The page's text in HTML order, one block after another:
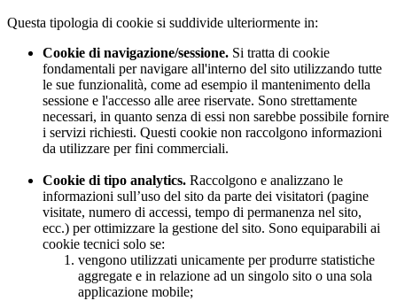
Questa tipologia di cookie si suddivide ulteriormente in:
Cookie di navigazione/sessione. Si tratta di cookie
fondamentali per navigare all'interno del sito utilizzando tutte
le sue funzionalità, come ad esempio il mantenimento della
sessione e l'accesso alle aree riservate. Sono strettamente
necessari, in quanto senza di essi non sarebbe possibile fornire
i servizi richiesti. Questi cookie non raccolgono informazioni
da utilizzare per fini commerciali.
Cookie di tipo analytics. Raccolgono e analizzano le
informazioni sull’uso del sito da parte dei visitatori (pagine
visitate, numero di accessi, tempo di permanenza nel sito,
ecc.) per ottimizzare la gestione del sito. Sono equiparabili ai
cookie tecnici solo se:
vengono utilizzati unicamente per produrre statistiche
aggregate e in relazione ad un singolo sito o una sola
applicazione mobile;